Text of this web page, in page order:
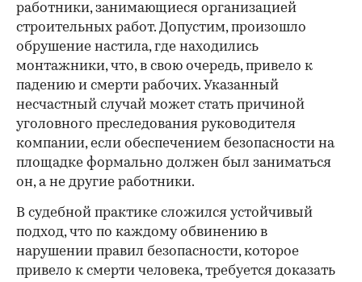
работники, занимающиеся организацией
строительных работ. Допустим, произошло
обрушение настила, где находились
монтажники, что, в свою очередь, привело к
падению и смерти рабочих. Указанный
несчастный случай может стать причиной
уголовного преследования руководителя
компании, если обеспечением безопасности на
площадке формально должен был заниматься
он, а не другие работники.
В судебной практике сложился устойчивый
подход, что по каждому обвинению в
нарушении правил безопасности, которое
привело к смерти человека, требуется доказать